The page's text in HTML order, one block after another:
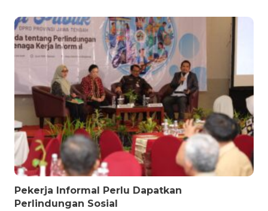
Pekerja Informal Perlu Dapatkan
Perlindungan Sosial